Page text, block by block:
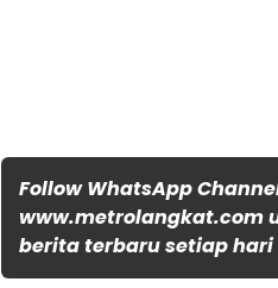
Follow WhatsApp
www.metrolangkat.com
berita terbaru setiap hari